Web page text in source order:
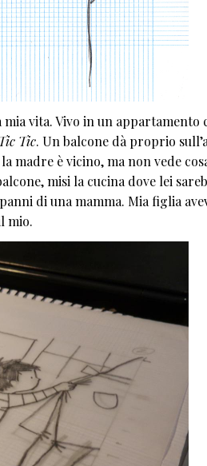
vita. Vivo in un appartamento
Tic. Un balcone dà proprio
madre è vicino, ma non vede
misi la cucina dove lei
di una mamma. Mia figlia
mio.